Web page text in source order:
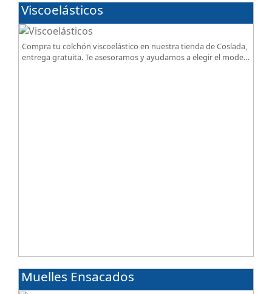
Viscoelásticos
Compra tu colchón viscoelástico en nuestra tienda de Coslada,
entrega gratuita. Te asesoramos y ayudamos a elegir el modelo
Muelles Ensacados